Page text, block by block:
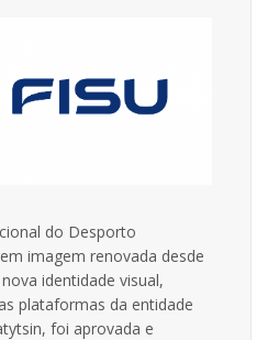
do Desporto
imagem renovada desde
identidade visual,
plataformas da entidade
foi aprovada e